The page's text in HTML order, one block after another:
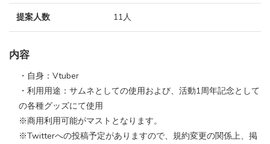
提案人数 11人
内容
・自身：Vtuber
・利用用途：サムネとしての使用および、活動1周年記念として
の各種グッズにて使用
※商用利用可能がマストとなります。
※Twitterへの投稿予定がありますので、規約変更の関係上、掲